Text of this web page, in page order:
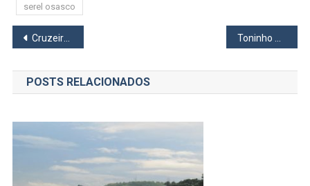
serel osasco
Navegação
de
Post
Cruzeiro faz 1 a 0 na final da Liga Ouro; jogo 2 será nesta terça-feira, em MG
POSTS RELACIONADOS